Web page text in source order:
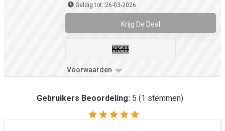
Geldig tot: 26-03-2026
Krijg De Deal
KK41
Voorwaarden
Gebruikers Beoordeling: 5 (1 stemmen)